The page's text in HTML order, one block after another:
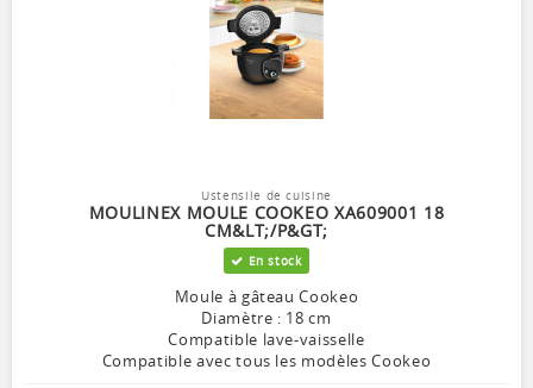
Ustensile de cuisine
MOULINEX MOULE COOKEO XA609001 18
CM&LT;/P&GT;
En stock
Moule à gâteau Cookeo
Diamètre : 18 cm
Compatible lave-vaisselle
Compatible avec tous les modèles Cookeo